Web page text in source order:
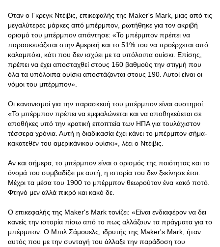
Όταν ο Γκρεγκ Ντέιβις, επικεφαλής της Maker's Mark, μιας από τις
μεγαλύτερες μάρκες από μπέρμπον, ρωτήθηκε για τον ακριβή
ορισμό του μπέρμπον απάντησε: «Το μπέρμπον πρέπει να
παρασκευάζεται στην Αμερική και το 51% του να προέρχεται από
καλαμπόκι, κάτι που δεν ισχύει με τα υπόλοιπα ουίσκι. Επίσης,
πρέπει να έχει αποσταχθεί στους 160 βαθμούς την στιγμή που
όλα τα υπόλοιπα ουίσκι αποστάζονται στους 190. Αυτοί είναι οι
νόμοι του μπέρμπον».
Οι κανονισμοί για την παρασκευή του μπέρμπον είναι αυστηροί.
«Το μπέρμπον πρέπει να εμφιαλώνεται και να αποθηκεύεται σε
αποθήκες υπό την κρατική εποπτεία των ΗΠΑ για τουλάχιστον
τέσσερα χρόνια. Αυτή η διαδικασία έχει κάνει το μπέρμπον σήμα-
κακατεθέν του αμερικάνικου ουίσκι», λέει ο Ντέιβις.
Αν και σήμερα, το μπέρμπον είναι ο ορισμός της ποιότητας και το
όνομά του συμβαδίζει με αυτή, η ιστορία του δεν ξεκίνησε έτσι.
Μέχρι τα μέσα του 1900 το μπέρμπον θεωρούταν ένα κακό ποτό.
Φτηνό μεν αλλά πικρό και κακό δε.
Ο επικεφαλής της Maker's Mark τονίζει: «Είναι ενδιαφέρον να δει
κανείς την ιστορία πίσω από το πως αλλάζουν τα πράγματα για το
μπέρμπον. Ο Μπιλ Σάμουελς, ιδρυτής της Maker's Mark, ήταν
αυτός που με την συνταγή του άλλαξε την παράδοση του